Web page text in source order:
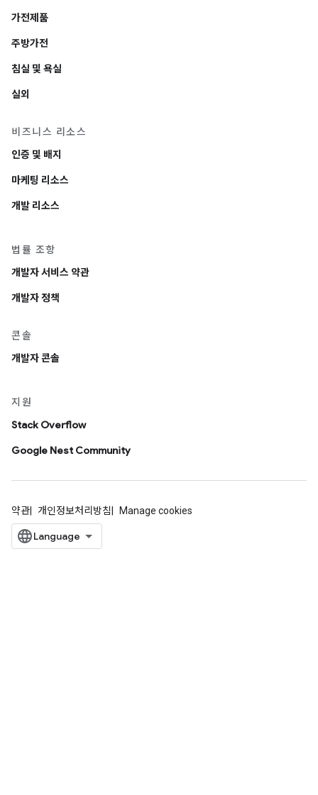
가전제품
주방가전
침실 및 욕실
실외
비즈니스 리소스
인증 및 배지
마케팅 리소스
개발 리소스
법률 조항
개발자 서비스 약관
개발자 정책
콘솔
개발자 콘솔
지원
Stack Overflow
Google Nest Community
약관 개인정보처리방침 Manage cookies